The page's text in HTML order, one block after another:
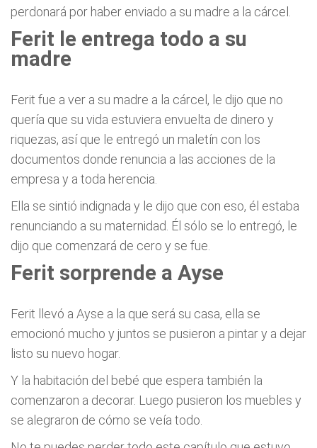
perdonará por haber enviado a su madre a la cárcel.
Ferit le entrega todo a su
madre
Ferit fue a ver a su madre a la cárcel, le dijo que no
quería que su vida estuviera envuelta de dinero y
riquezas, así que le entregó un maletín con los
documentos donde renuncia a las acciones de la
empresa y a toda herencia.
Ella se sintió indignada y le dijo que con eso, él estaba
renunciando a su maternidad. Él sólo se lo entregó, le
dijo que comenzará de cero y se fue.
Ferit sorprende a Ayse
Ferit llevó a Ayse a la que será su casa, ella se
emocionó mucho y juntos se pusieron a pintar y a dejar
listo su nuevo hogar.
Y la habitación del bebé que espera también la
comenzaron a decorar. Luego pusieron los muebles y
se alegraron de cómo se veía todo.